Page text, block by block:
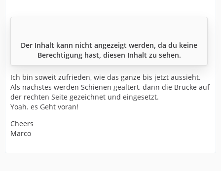
Der Inhalt kann nicht angezeigt werden, da du keine
Berechtigung hast, diesen Inhalt zu sehen.
Ich bin soweit zufrieden, wie das ganze bis jetzt aussieht.
Als nächstes werden Schienen gealtert, dann die Brücke auf
der rechten Seite gezeichnet und eingesetzt.
Yoah. es Geht voran!
Cheers
Marco